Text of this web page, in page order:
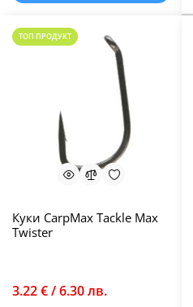
ТОП ПРОДУКТ
Куки CarpMax Tackle Max
Twister
3.22 € / 6.30 лв.